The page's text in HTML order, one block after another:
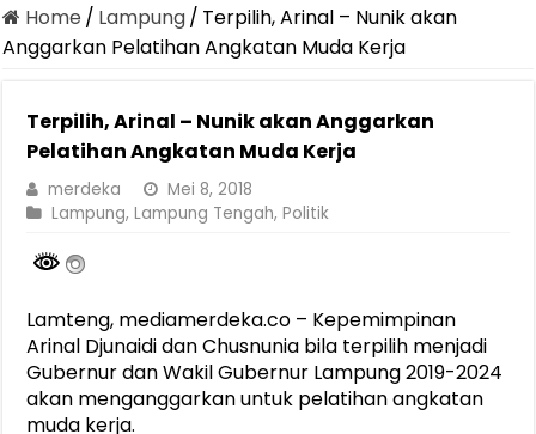
Home / Lampung/ Terpilih, Arinal – Nunik akan
Anggarkan Pelatihan Angkatan Muda Kerja
Terpilih, Arinal – Nunik akan Anggarkan
Pelatihan Angkatan Muda Kerja
merdeka
Mei 8, 2018
Lampung,Lampung Tengah,Politik
Lamteng, mediamerdeka.co – Kepemimpinan
Arinal Djunaidi dan Chusnunia bila terpilih menjadi
Gubernur dan Wakil Gubernur Lampung 2019-2024
akan menganggarkan untuk pelatihan angkatan
muda kerja.